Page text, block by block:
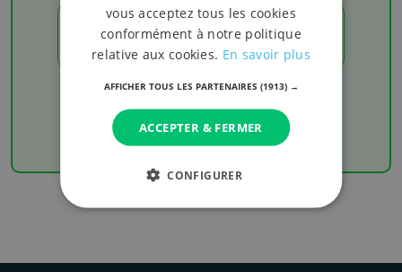
LES RÉSULTATS
Chaque week-end retrouvez les derniers
résultats de votre équipe favorite
vous acceptez tous les cookies
conformément à notre politique
relative aux cookies. En savoir plus
AFFICHER TOUS LES PARTENAIRES (1913) →
ACCEPTER & FERMER
CONFIGURER